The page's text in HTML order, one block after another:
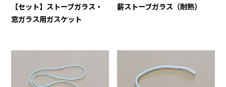
【セット】ストーブガラス・
窓ガラス用ガスケット
薪ストーブガラス（耐熱）